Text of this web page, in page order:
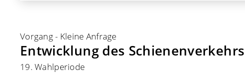
Vorgang- Kleine Anfrage
Entwicklung des
19. Wahlperiode